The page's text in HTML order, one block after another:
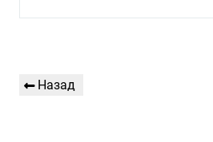
по
Предыдущая
Назад